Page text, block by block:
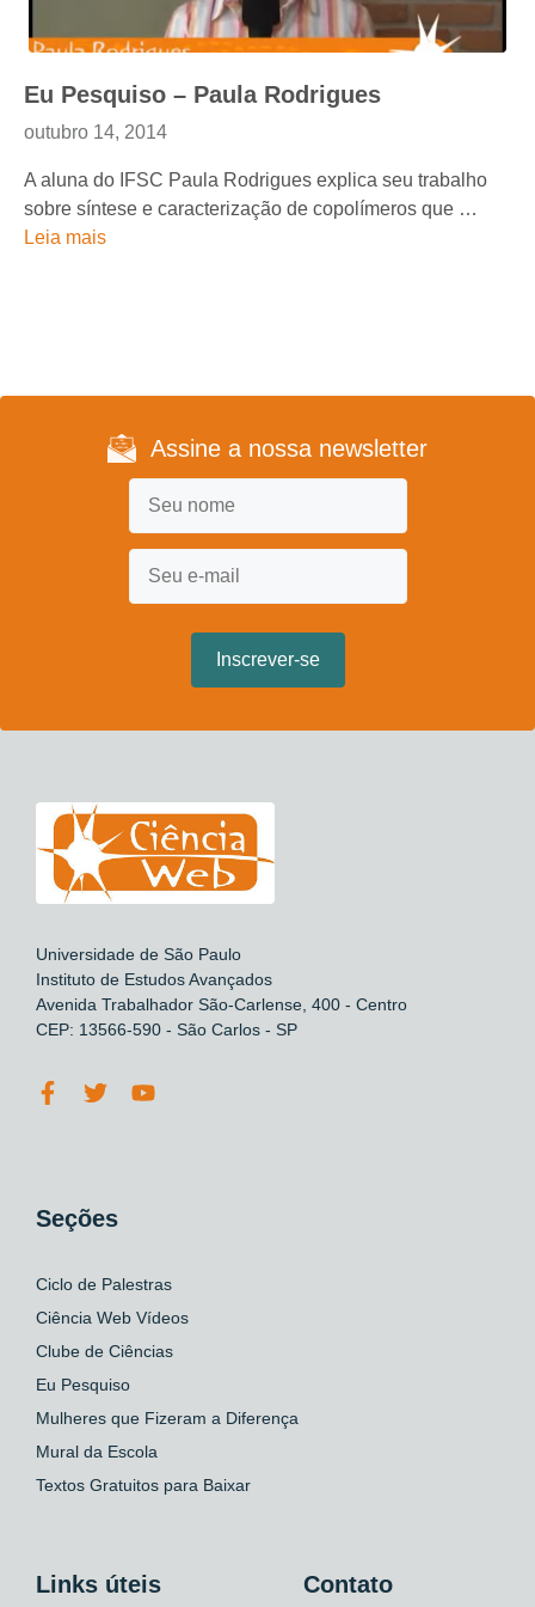
Eu Pesquiso – Paula Rodrigues
outubro 14, 2014
A aluna do IFSC Paula Rodrigues explica seu trabalho
sobre síntese e caracterização de copolímeros que …
Leia mais
Assine a nossa newsletter
Universidade de São Paulo
Instituto de Estudos Avançados
Avenida Trabalhador São-Carlense, 400 - Centro
CEP: 13566-590 - São Carlos - SP
Seções
Ciclo de Palestras
Ciência Web Vídeos
Clube de Ciências
Eu Pesquiso
Mulheres que Fizeram a Diferença
Mural da Escola
Textos Gratuitos para Baixar
Links úteis Contato